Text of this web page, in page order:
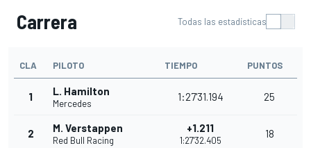
Carrera Todas las estadísticas
CLA PILOTO TIEMPO PUNTOS
1 L. Hamilton
Mercedes
1:27'31.194 25
2 M. Verstappen
Red Bull Racing
+1.211
1:27'32.405
18